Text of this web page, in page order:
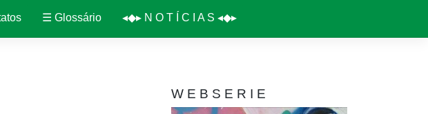
☰ Glossário ◂◆▸ N O T Í C I A S ◂◆▸
W E B S E R I E